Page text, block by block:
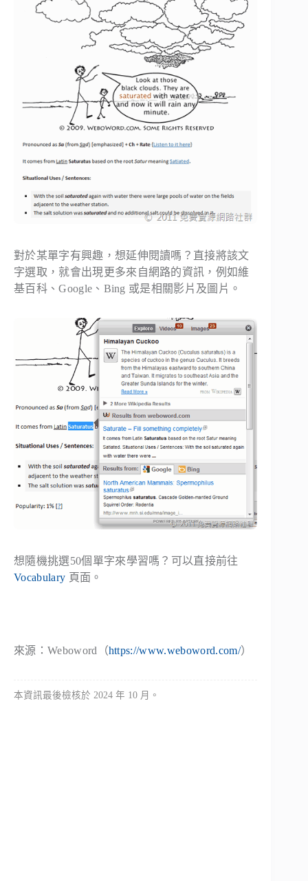
對於某單字有興趣，想延伸閱讀嗎？直接將該文
字選取，就會出現更多來自網路的資訊，例如維
基百科、Google、Bing 或是相關影片及圖片。
想隨機挑選50個單字來學習嗎？可以直接前往
Vocabulary 頁面。
來源：Weboword（https://www.weboword.com/）
本資訊最後檢核於 2024 年 10 月。